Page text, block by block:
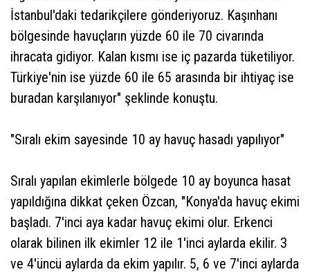
İstanbul'daki tedarikçilere gönderiyoruz. Kaşınhanı
bölgesinde havuçların yüzde 60 ile 70 civarında
ihracata gidiyor. Kalan kısmı ise iç pazarda tüketiliyor.
Türkiye'nin ise yüzde 60 ile 65 arasında bir ihtiyaç ise
buradan karşılanıyor" şeklinde konuştu.
"Sıralı ekim sayesinde 10 ay havuç hasadı yapılıyor"
Sıralı yapılan ekimlerle bölgede 10 ay boyunca hasat
yapıldığına dikkat çeken Özcan, "Konya'da havuç ekimi
başladı. 7'inci aya kadar havuç ekimi olur. Erkenci
olarak bilinen ilk ekimler 12 ile 1'inci aylarda ekilir. 3
ve 4'üncü aylarda da ekim yapılır. 5, 6 ve 7'inci aylarda